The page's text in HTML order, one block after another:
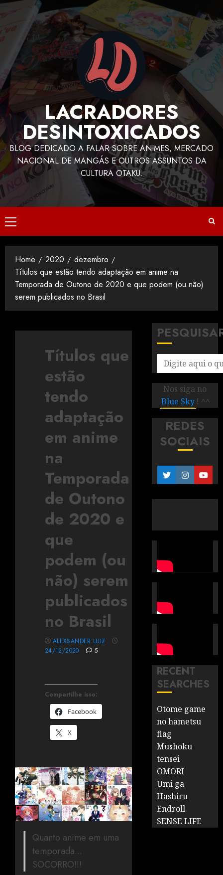
LACRADORES
DESINTOXICADOS
BLOG DEDICADO A FALAR SOBRE ANIMES, MERCADO
NACIONAL DE MANGÁS E OUTROS ASSUNTOS DA
CULTURA OTAKU.
Home 2020
dezembro
Títulos que estão tendo adaptação em anime na
Temporada de Outono de 2020 e que podem (ou não)
serem publicados no Brasil
Títulos que
estão
tendo
adaptação
em anime
na
Temporada
de Outono
de 2020 e
que
podem (ou
não) serem
publicados
no Brasil
Compartilhe isso:
Facebook
X
ALEXSANDER LUIZ
24/12/2020
5
Quanto anime em uma
temporada...
SOCORRO!!!
Nos siga no
Blue Sky ! ^^
REDES
SOCIAIS
RECENT
SEARCHES
Otome game
no hametsu
flag
Mushoku
tensei
OMORI
Umi ga
Hashiru
Endroll
SENSE LIFE